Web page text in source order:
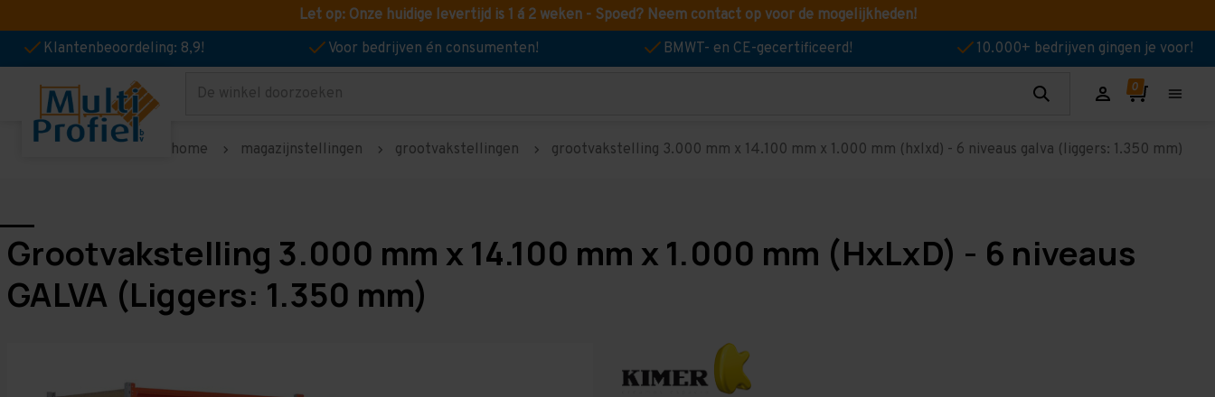
Let op: Onze huidige levertijd is 1 á 2 weken - Spoed? Neem contact op voor de mogelijkheden!
Klantenbeoordeling: 8,9!
Voor bedrijven én consumenten! BMWT- en CE-gecertificeerd! 10.000+ bedrijven gingen je voor!
Zoeken
home magazijnstellingen grootvakstellingen grootvakstelling 3.000 mm x 14.100 mm x 1.000 mm (hxlxd) - 6 niveaus galva (liggers: 1.350 mm)
Grootvakstelling 3.000 mm x 14.100 mm x 1.000 mm (HxLxD) - 6 niveaus
GALVA (Liggers: 1.350 mm)